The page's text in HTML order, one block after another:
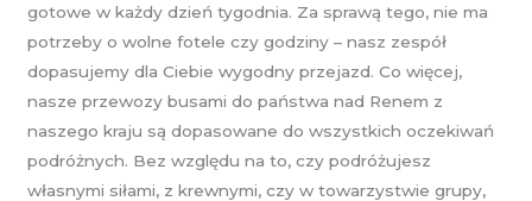
gotowe w każdy dzień tygodnia. Za sprawą tego, nie ma
potrzeby o wolne fotele czy godziny – nasz zespół
dopasujemy dla Ciebie wygodny przejazd. Co więcej,
nasze przewozy busami do państwa nad Renem z
naszego kraju są dopasowane do wszystkich oczekiwań
podróżnych. Bez względu na to, czy podróżujesz
własnymi siłami, z krewnymi, czy w towarzystwie grupy,